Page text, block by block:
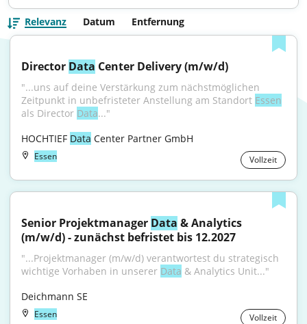
Relevanz Datum Entfernung
Director Data Center Delivery (m/w/d)
"...uns auf deine Verstärkung zum nächstmöglichen
Zeitpunkt in unbefristeter Anstellung am Standort Essen
als Director Data..."
HOCHTIEF Data Center Partner GmbH
Essen Vollzeit
Senior Projektmanager Data & Analytics
(m/w/d) - zunächst befristet bis 12.2027
"...Projektmanager (m/w/d) verantwortest du strategisch
wichtige Vorhaben in unserer Data & Analytics Unit..."
Deichmann SE
Essen Vollzeit